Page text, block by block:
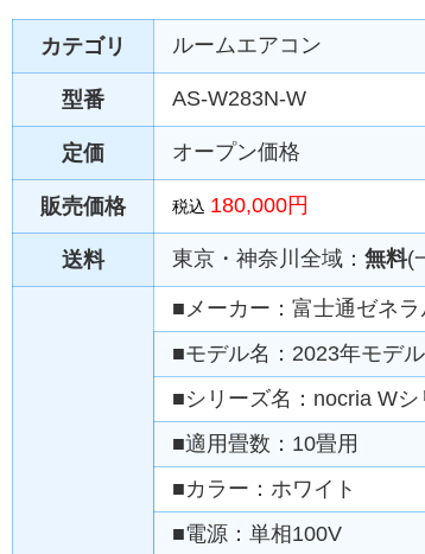
カテゴリ ルームエアコン
型番 AS-W283N-W
定価 オープン価格
販売価格 税込 180,000円
送料 東京・神奈川全域： 無料(
■メーカー：富士通ゼネラ
■モデル名：2023年モデル
■シリーズ名：nocria Wシ
■適用畳数：10畳用
■カラー：ホワイト
■電源：単相100V